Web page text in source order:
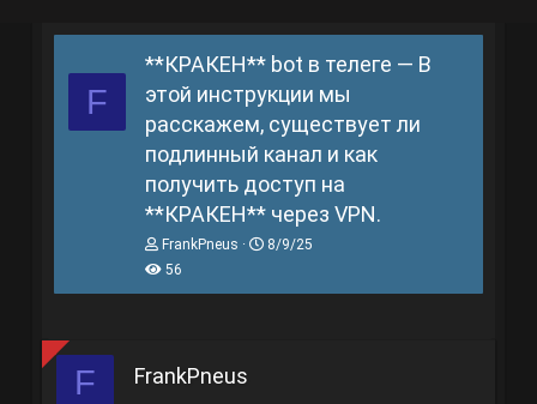
**КРАКЕН** bot в телеге — В
этой инструкции мы
расскажем, существует ли
подлинный канал и как
получить доступ на
**КРАКЕН** через VPN.
F
T
h
t
FrankPneus
N
8/9/25
56
F FrankPneus